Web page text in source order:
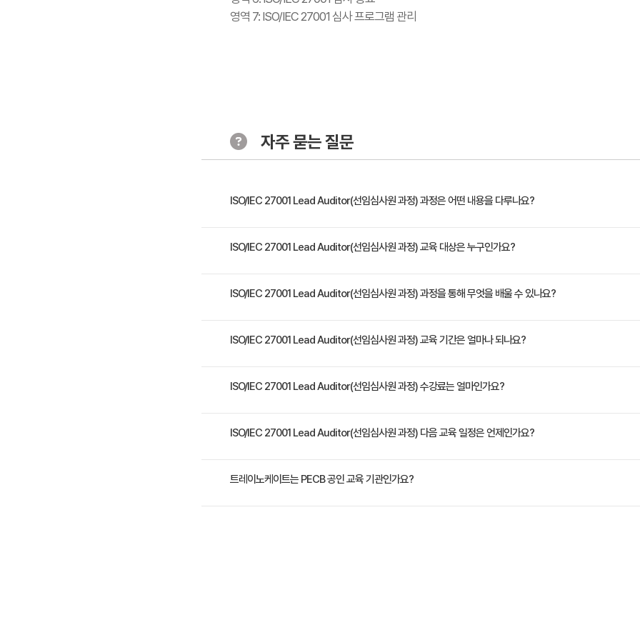
영역 7: ISO/IEC 27001 심사 프로그램 관리
자주 묻는 질문
ISO/IEC 27001 Lead Auditor(선임심사원 과정) 과정은 어떤 내용을 다루나요?
수강생은 강좌를 통해 ISO 19011과 ISO/IEC 17021-1 인증 절차에 따라 내부심사 및 외부심사를 계획하고 수행하기
로슈어: https://pecb.com/en/education-and-certification-for-individuals/iso-iec-27001/iso-iec-27001-
ISO/IEC 27001 Lead Auditor(선임심사원 과정) 교육 대상은 누구인가요?
ISMS 인증 심사를 수행하거나 리드하고자 하는 심사원 ISMS 심사 프로세스를 마스터하고자 하는 관리자 혹은 컨설
ISO/IEC 27001 Lead Auditor(선임심사원 과정) 과정을 통해 무엇을 배울 수 있나요?
1. ISO/IEC 27001에 따라 정보보안 관리시스템(ISMS, Information Security Management System)의 기본 개념
ISO/IEC 27001 Lead Auditor(선임심사원 과정) 교육 기간은 얼마나 되나요?
5일 과정입니다. 상세 일정은 교육 페이지에서 확인하실 수 있습니다.
ISO/IEC 27001 Lead Auditor(선임심사원 과정) 수강료는 얼마인가요?
수강료는 1,500,000원(VAT 별도)입니다. 고용보험 환급 및 기업 할인 혜택이 적용될 수 있으니 자세한 내용은 트레이
ISO/IEC 27001 Lead Auditor(선임심사원 과정) 다음 교육 일정은 언제인가요?
가장 가까운 교육 일정은 2026년 10월 26일입니다. 최신 일정은 https://trainocate.co.kr/v1/training/
트레이노케이트는 PECB 공인 교육 기관인가요?